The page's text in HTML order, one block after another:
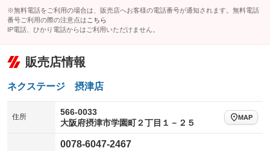
※無料電話をご利用の場合は、販売店へお客様の電話番号が通知されます。無料電話
番号ご利用の際の注意点は こちら
IP電話、ひかり電話からはご利用いただけません。
販売店情報
ネクステージ 摂津店
住所
566-0033
大阪府摂津市学園町２丁目１－２５
MAP
0078-6047-2467